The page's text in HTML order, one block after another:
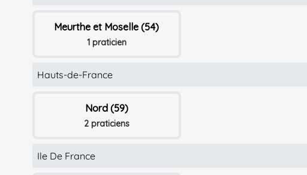
Meurthe et Moselle (54)
1 praticien
Hauts-de-France
Nord (59)
2 praticiens
Ile De France